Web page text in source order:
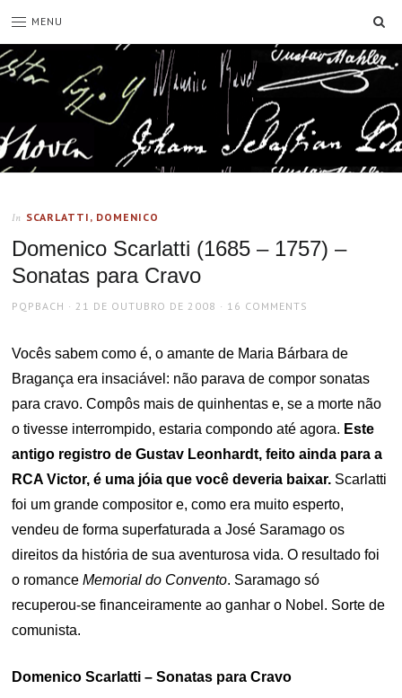
MENU
In SCARLATTI, DOMENICO
Domenico Scarlatti (1685 – 1757) –
Sonatas para Cravo
AUTHOR
PQPBACH
POSTED
21 DE OUTUBRO DE 2008 16 COMMENTS
Vocês sabem como é, o amante de Maria Bárbara de
Bragança era insaciável: não parava de compor sonatas
para cravo. Compôs mais de quinhentas e, se a morte não
o tivesse interrompido, estaria compondo até agora. Este
antigo registro de Gustav Leonhardt, feito ainda para a
RCA Victor, é uma jóia que você deveria baixar. Scarlatti
foi um grande compositor e, como era muito esperto,
vendeu de forma superfaturada a José Saramago os
direitos da história de sua aventurosa vida. O resultado foi
o romanceMemorial do Convento. Saramago só
recuperou-se financeiramente ao ganhar o Nobel. Sorte de
comunista.
Domenico Scarlatti – Sonatas para Cravo